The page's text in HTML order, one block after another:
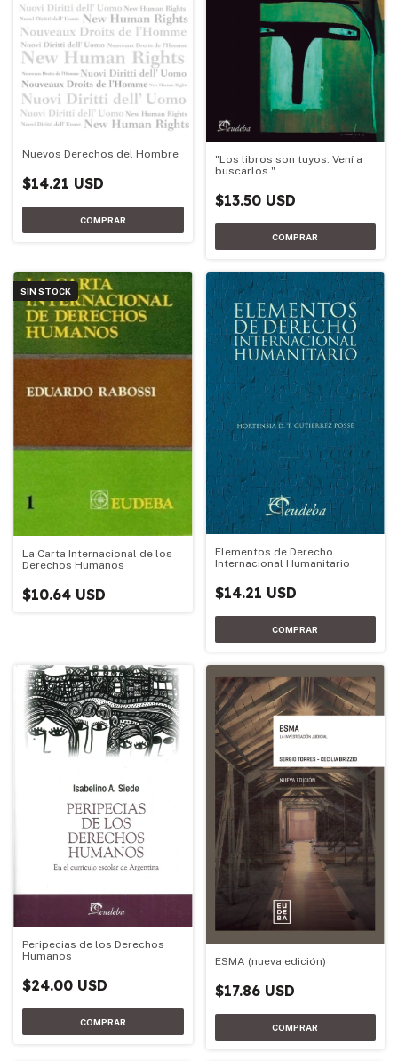
Nuevos Derechos del Hombre
$14.21 USD
"Los libros son tuyos. Vení a
buscarlos."
$13.50 USD
SIN STOCK
La Carta Internacional de los
Derechos Humanos
$10.64 USD
Elementos de Derecho
Internacional Humanitario
$14.21 USD
Peripecias de los Derechos
Humanos
$24.00 USD
ESMA (nueva edición)
$17.86 USD